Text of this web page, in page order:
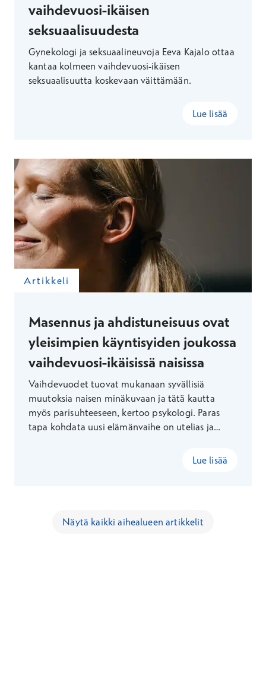
vaihdevuosi-ikäisen
seksuaalisuudesta
Gynekologi ja seksuaalineuvoja Eeva Kajalo ottaa
kantaa kolmeen vaihdevuosi-ikäisen
seksuaalisuutta koskevaan väittämään.
Lue lisää
Artikkeli
Masennus ja ahdistuneisuus ovat
yleisimpien käyntisyiden joukossa
vaihdevuosi-ikäisissä naisissa
Vaihdevuodet tuovat mukanaan syvällisiä
muutoksia naisen minäkuvaan ja tätä kautta
myös parisuhteeseen, kertoo psykologi. Paras
tapa kohdata uusi elämänvaihe on utelias ja
Lue lisää
Näytä kaikki aihealueen artikkelit